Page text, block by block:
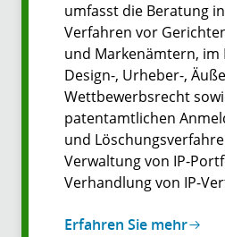
umfasst die Beratung
Verfahren vor
und Markenämtern, im
Design-, Urheber-,
Wettbewerbsrecht
patentamtlichen
und
Verwaltung von IP-
Verhandlung von IP-
Erfahren Sie mehr